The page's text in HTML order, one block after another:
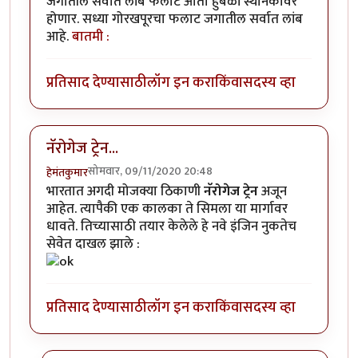
होणार. सध्या गोरखपूरचा फलाट जगातील सर्वात लांब
आहे.बातमी :
प्रतिसाद देण्यासाठीलॉग इन कराकिंवासदस्य व्हा
नॅरोगेज ट्रेन...
हेमंतकुमारसोमवार, 09/11/2020 20:48
भारतात अगदी मोजक्या ठिकाणीनॅरोगेज ट्रेनअजून
आहेत. त्यापैकी एक कालका ते सिमला या मार्गावर
धावते. तिच्यासाठी तयार केलेले हे नवे इंजिन नुकतेच
सेवेत दाखल झाले :
प्रतिसाद देण्यासाठीलॉग इन कराकिंवासदस्य व्हा